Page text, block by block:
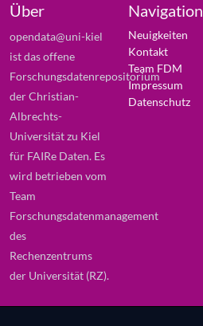
Über
opendata@uni-kiel
ist das offene
Forschungsdatenrepositorium
der Christian-
Albrechts-
Universität zu Kiel
für FAIRe Daten. Es
wird betrieben vom
Team
Forschungsdatenmanagement
des
Rechenzentrums
der Universität (RZ).
Navigation
Neuigkeiten
Kontakt
Team FDM
Impressum
Datenschutz